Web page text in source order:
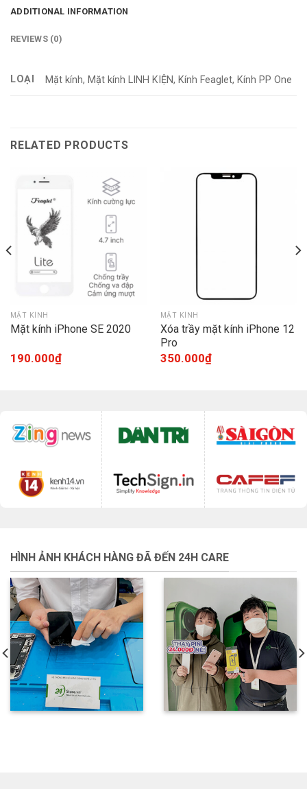
ADDITIONAL INFORMATION
REVIEWS (0)
LOẠI Mặt kính, Mặt kính LINH KIỆN, Kính Feaglet, Kính PP One
RELATED PRODUCTS
MẶT KÍNH
Mặt kính iPhone SE 2020
190.000₫
MẶT KÍNH
Xóa trầy mặt kính iPhone 12
Pro
350.000₫
HÌNH ẢNH KHÁCH HÀNG ĐÃ ĐẾN 24H CARE